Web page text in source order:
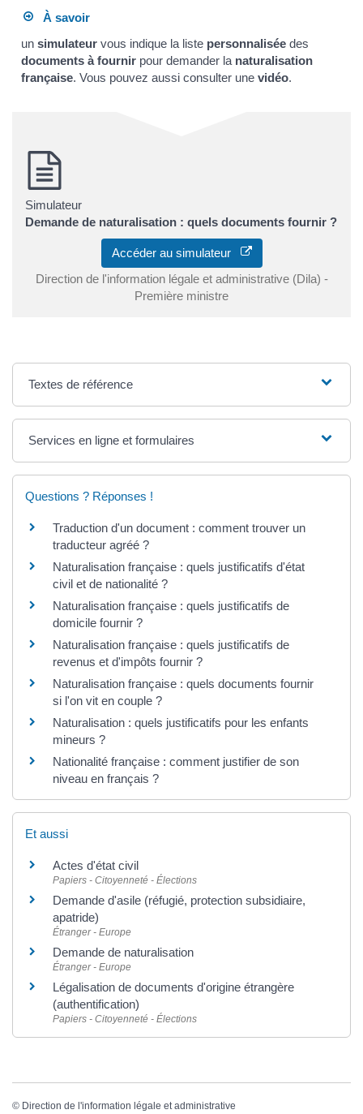
À savoir
unsimulateur vous indique la liste personnalisée des
documents à fournir pour demander la naturalisation
française. Vous pouvez aussi consulter unevidéo.
Simulateur
Demande de naturalisation : quels documents fournir ?
Accéder au simulateur
Direction de l'information légale et administrative (Dila) -
Première ministre
Textes de référence
Services en ligne et formulaires
Questions ? Réponses !
Traduction d'un document : comment trouver un
traducteur agréé ?
Naturalisation française : quels justificatifs d'état
civil et de nationalité ?
Naturalisation française : quels justificatifs de
domicile fournir ?
Naturalisation française : quels justificatifs de
revenus et d'impôts fournir ?
Naturalisation française : quels documents fournir
si l'on vit en couple ?
Naturalisation : quels justificatifs pour les enfants
mineurs ?
Nationalité française : comment justifier de son
niveau en français ?
Et aussi
Actes d'état civil
Papiers - Citoyenneté - Élections
Demande d'asile (réfugié, protection subsidiaire,
apatride)
Étranger - Europe
Demande de naturalisation
Étranger - Europe
Légalisation de documents d'origine étrangère
(authentification)
Papiers - Citoyenneté - Élections
© Direction de l'information légale et administrative